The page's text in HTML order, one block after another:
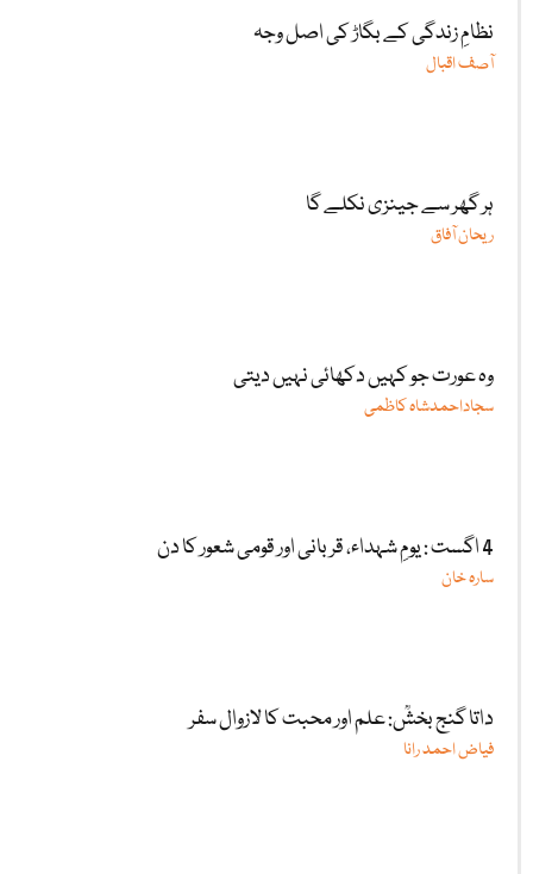
نظامِ زندگی کے بگاڑ کی اصل وجہ
آصف اقبال
ہر گھر سے جینزی نکلے گا
ریحان آفاق
وہ عورت جو کہیں دکھائی نہیں دیتی
سجاداحمدشاہ کاظمی
4 اگست : یومِ شہداء، قربانی اور قومی شعور کا دن
سارہ خان
داتا گنج بخشؒ: علم اور محبت کا لازوال سفر
فیاض احمد رانا